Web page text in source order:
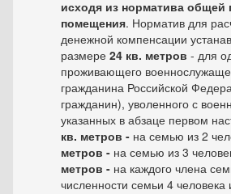
исходя из норматива
помещения. Норматив для
денежной компенсации
размере 24 кв. метров - для
проживающего
гражданина Российской
гражданин), уволенного с
указанных в абзаце первом
кв. метров - на семью из 2
метров - на семью из 3
метров - на каждого члена
численности семьи 4 человека